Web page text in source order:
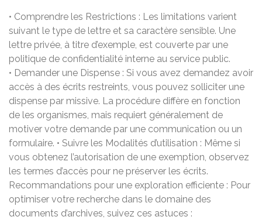
• Comprendre les Restrictions : Les limitations varient
suivant le type de lettre et sa caractère sensible. Une
lettre privée, à titre d’exemple, est couverte par une
politique de confidentialité interne au service public.
• Demander une Dispense : Si vous avez demandez avoir
accès à des écrits restreints, vous pouvez solliciter une
dispense par missive. La procédure diffère en fonction
de les organismes, mais requiert généralement de
motiver votre demande par une communication ou un
formulaire. • Suivre les Modalités d’utilisation : Même si
vous obtenez l’autorisation de une exemption, observez
les termes d’accès pour ne préserver les écrits.
Recommandations pour une exploration efficiente : Pour
optimiser votre recherche dans le domaine des
documents d’archives, suivez ces astuces :